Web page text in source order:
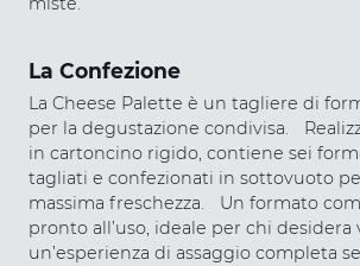
La Confezione
La Cheese Palette è un tagliere di
per la degustazione condivisa.
in cartoncino rigido, contiene sei
tagliati e confezionati in sottovuoto
massima freschezza. Un formato
pronto all’uso, ideale per chi desidera
un’esperienza di assaggio completa